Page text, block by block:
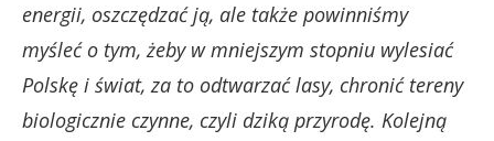
energii, oszczędzać ją, ale także powinniśmy
myśleć o tym, żeby w mniejszym stopniu wylesiać
Polskę i świat, za to odtwarzać lasy, chronić tereny
biologicznie czynne, czyli dziką przyrodę. Kolejną